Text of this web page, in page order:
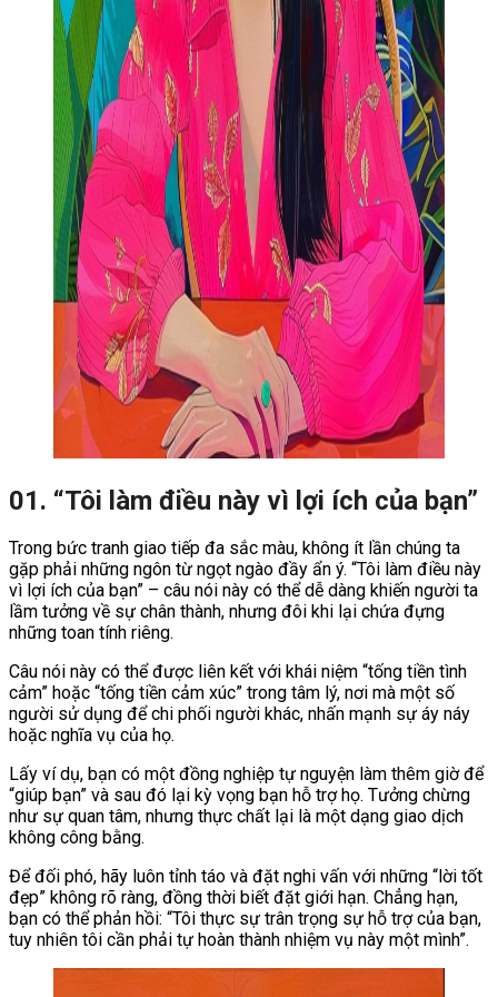
01. “Tôi làm điều này vì lợi ích của bạn”
Trong bức tranh giao tiếp đa sắc màu, không ít lần chúng ta
gặp phải những ngôn từ ngọt ngào đầy ẩn ý. “Tôi làm điều này
vì lợi ích của bạn” – câu nói này có thể dễ dàng khiến người ta
lầm tưởng về sự chân thành, nhưng đôi khi lại chứa đựng
những toan tính riêng.
Câu nói này có thể được liên kết với khái niệm “tống tiền tình
cảm” hoặc “tống tiền cảm xúc” trong tâm lý, nơi mà một số
người sử dụng để chi phối người khác, nhấn mạnh sự áy náy
hoặc nghĩa vụ của họ.
Lấy ví dụ, bạn có một đồng nghiệp tự nguyện làm thêm giờ để
“giúp bạn” và sau đó lại kỳ vọng bạn hỗ trợ họ. Tưởng chừng
như sự quan tâm, nhưng thực chất lại là một dạng giao dịch
không công bằng.
Để đối phó, hãy luôn tỉnh táo và đặt nghi vấn với những “lời tốt
đẹp” không rõ ràng, đồng thời biết đặt giới hạn. Chẳng hạn,
bạn có thể phản hồi: “Tôi thực sự trân trọng sự hỗ trợ của bạn,
tuy nhiên tôi cần phải tự hoàn thành nhiệm vụ này một mình”.